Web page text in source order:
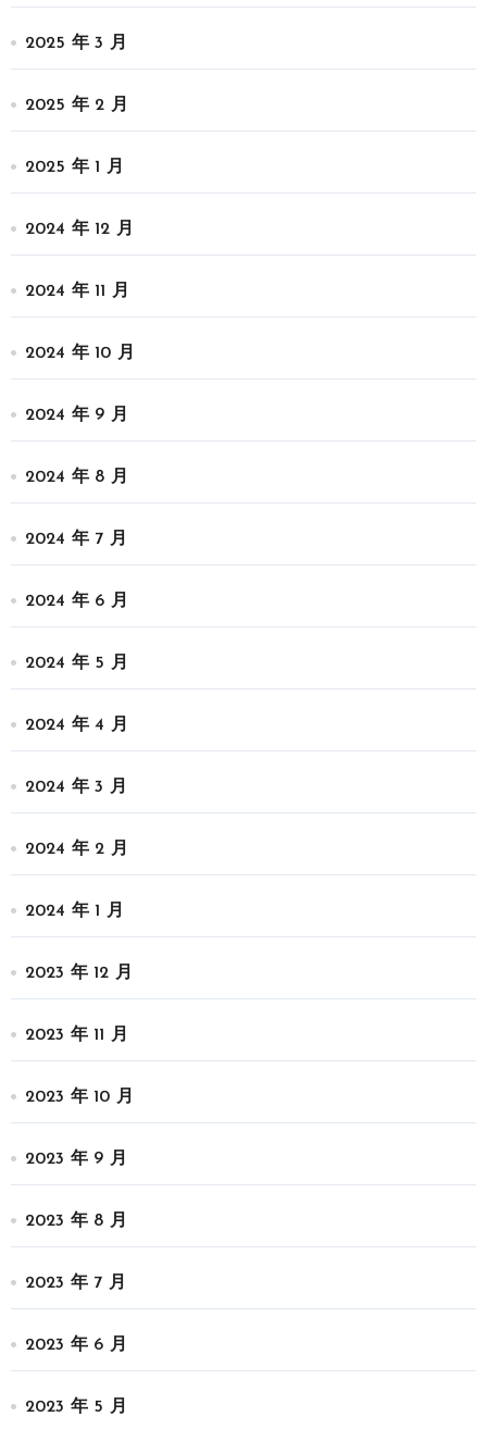
2025 年 3 月
2025 年 2 月
2025 年 1 月
2024 年 12 月
2024 年 11 月
2024 年 10 月
2024 年 9 月
2024 年 8 月
2024 年 7 月
2024 年 6 月
2024 年 5 月
2024 年 4 月
2024 年 3 月
2024 年 2 月
2024 年 1 月
2023 年 12 月
2023 年 11 月
2023 年 10 月
2023 年 9 月
2023 年 8 月
2023 年 7 月
2023 年 6 月
2023 年 5 月